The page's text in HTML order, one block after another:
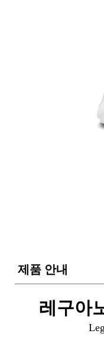
제품 안내
레구아